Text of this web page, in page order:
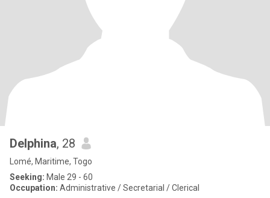
Delphina, 28
Lomé, Maritime, Togo
Seeking: Male 29 - 60
Occupation: Administrative / Secretarial / Clerical